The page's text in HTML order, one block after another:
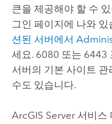
큰을 제공해야 할 수
그인 페이지에 나와
션된 서버에서
세요. 6080 또는 6443
서버의 기본 사이트
수도 있습니다.
ArcGIS Server서비스